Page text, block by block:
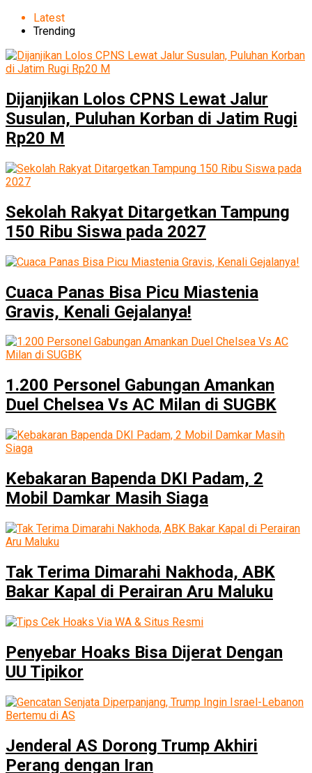
Latest
Trending
Dijanjikan Lolos CPNS Lewat Jalur
Susulan, Puluhan Korban di Jatim Rugi
Rp20 M
Sekolah Rakyat Ditargetkan Tampung
150 Ribu Siswa pada 2027
Cuaca Panas Bisa Picu Miastenia
Gravis, Kenali Gejalanya!
1.200 Personel Gabungan Amankan
Duel Chelsea Vs AC Milan di SUGBK
Kebakaran Bapenda DKI Padam, 2
Mobil Damkar Masih Siaga
Tak Terima Dimarahi Nakhoda, ABK
Bakar Kapal di Perairan Aru Maluku
Penyebar Hoaks Bisa Dijerat Dengan
UU Tipikor
Jenderal AS Dorong Trump Akhiri
Perang dengan Iran